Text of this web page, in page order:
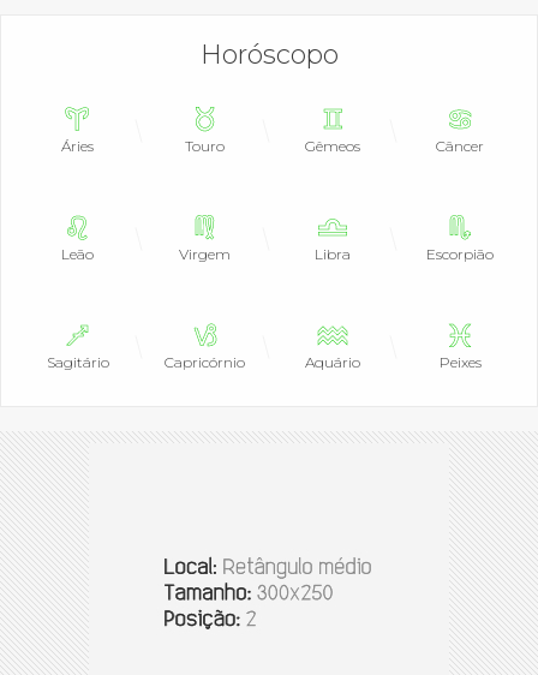
Horóscopo
Áries Touro Gêmeos Câncer
Leão Virgem Libra Escorpião
Sagitário Capricórnio Aquário Peixes